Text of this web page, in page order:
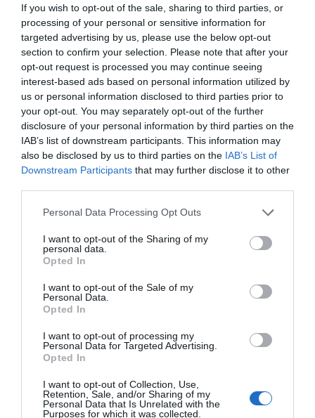
If you wish to opt-out of the sale, sharing to third parties, or
processing of your personal or sensitive information for
targeted advertising by us, please use the below opt-out
section to confirm your selection. Please note that after your
opt-out request is processed you may continue seeing
interest-based ads based on personal information utilized by
us or personal information disclosed to third parties prior to
your opt-out. You may separately opt-out of the further
disclosure of your personal information by third parties on the
IAB’s list of downstream participants. This information may
also be disclosed by us to third parties on the IAB’s List of
Downstream Participants that may further disclose it to other
Personal Data Processing Opt Outs
I want to opt-out of the Sharing of my
personal data.
Opted In
I want to opt-out of the Sale of my
Personal Data.
Opted In
I want to opt-out of processing my
Personal Data for Targeted Advertising.
Opted In
I want to opt-out of Collection, Use,
Retention, Sale, and/or Sharing of my
Personal Data that Is Unrelated with the
Purposes for which it was collected.
reduciría la brecha salarial
de género"
Las causas que hay detrás de la brecha salarial de
género son múltiples: desde la penalización de la
maternidad hasta el techo de cristal que impide a
las mujeres acceder a puestos de más
responsabilidad. También contribuye a que las
mujeres solicitan menos aumentos salariales y
promociones que los hombres, un patrón que se
replica a escala europea. Además, se observa que
los sectores que ofrecen remuneraciones más
elevadas, como las TIC, la industria o las finanzas,
están muy masculinizados. Un aumento de
mujeres graduándose en sectores que tienen
acceso a remuneraciones elevadas reduciría la
conciencia del potencial del talento femenino ya
desde las decisiones en la etapa educativa.
3. Si las mujeres no llegan